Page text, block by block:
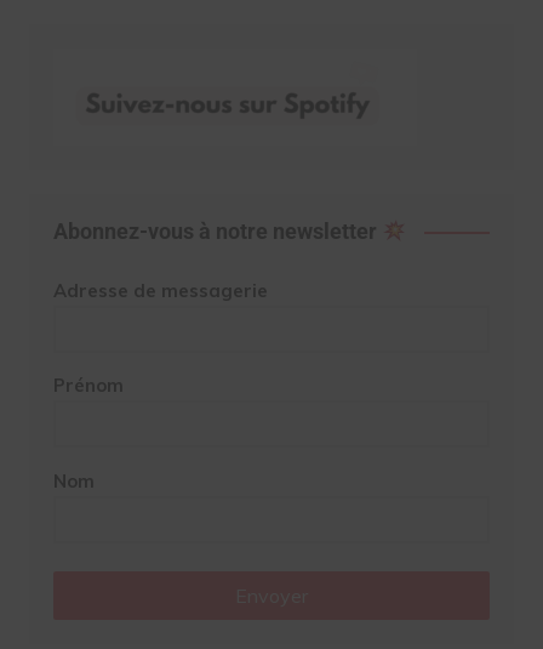
Abonnez-vous à notre newsletter
Adresse de messagerie
Prénom
Nom